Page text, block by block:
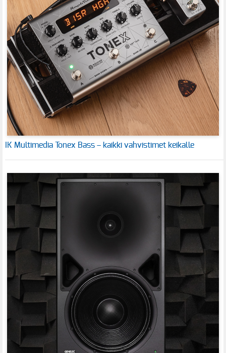
IK Multimedia Tonex Bass – kaikki vahvistimet keikalle